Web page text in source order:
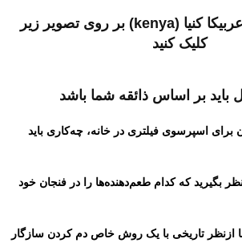
برای خرید قهوه عربیکا کنیا (kenya) بر روی تصویر زیر
کلیک کنید
بر اساس ذائقه شما باشد
برای اسپرسوی فیلتری در خانه، چه‌کاری باید
بگیرید که کدام طعم‌دهنده‌ها را در فنجان خود
ازنظر تاریخی با یک روش خاص دم کردن سازگار